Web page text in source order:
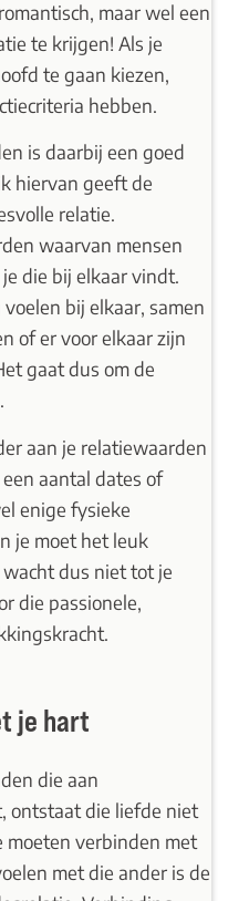
maar wel een
te krijgen! Als je
te gaan kiezen,
hebben.
is daarbij een goed
hiervan geeft de
relatie.
waarvan mensen
die bij elkaar vindt.
bij elkaar, samen
of er voor elkaar zijn
gaat dus om de
aan je relatiewaarden
aantal dates of
enige fysieke
je moet het leuk
dus niet tot je
die passionele,
je hart
die aan
ontstaat die liefde niet
moeten verbinden met
met die ander is de